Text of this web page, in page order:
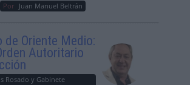
Por Juan Manuel Beltrán
de Oriente Medio:
Autoritario
Rosado y Gabinete